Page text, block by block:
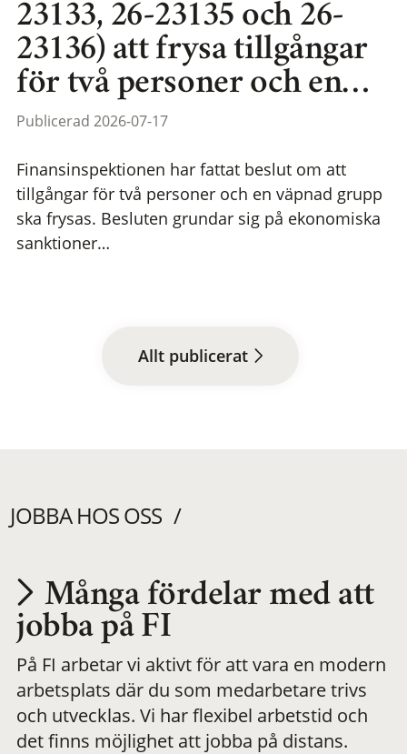
23133, 26-23135 och 26-
23136) att frysa tillgångar
för två personer och en…
Publicerad 2026-07-17
Finansinspektionen har fattat beslut om att
tillgångar för två personer och en väpnad grupp
ska frysas. Besluten grundar sig på ekonomiska
sanktioner…
Allt publicerat
JOBBA HOS OSS
Utvecklas på en
meningsfull och
flexibel
Många fördelar med att
jobba på FI
På FI arbetar vi aktivt för att vara en modern
arbetsplats där du som medarbetare trivs
och utvecklas. Vi har flexibel arbetstid och
det finns möjlighet att jobba på distans.